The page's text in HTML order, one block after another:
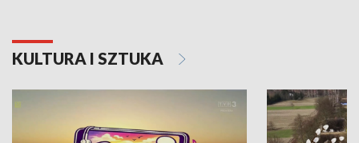
KULTURA I SZTUKA